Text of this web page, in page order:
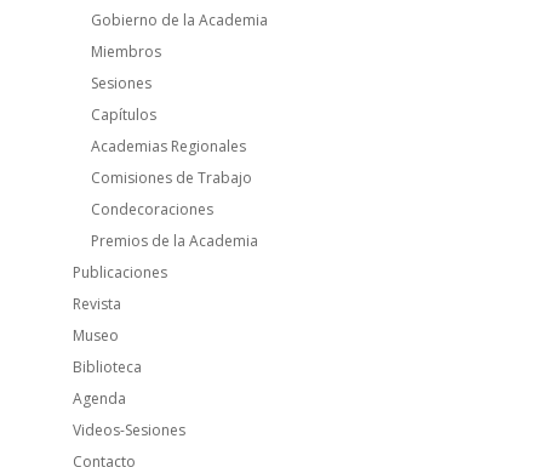
Gobierno de la Academia
Miembros
Sesiones
Capítulos
Academias Regionales
Comisiones de Trabajo
Condecoraciones
Premios de la Academia
Publicaciones
Revista
Museo
Biblioteca
Agenda
Videos-Sesiones
Contacto